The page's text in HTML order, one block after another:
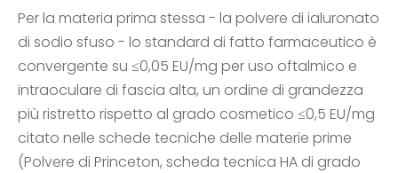
Per la materia prima stessa - la polvere di ialuronato
di sodio sfuso - lo standard di fatto farmaceutico è
convergente su ≤0,05 EU/mg per uso oftalmico e
intraoculare di fascia alta, un ordine di grandezza
più ristretto rispetto al grado cosmetico ≤0,5 EU/mg
citato nelle schede tecniche delle materie prime
(Polvere di Princeton, scheda tecnica HA di grado